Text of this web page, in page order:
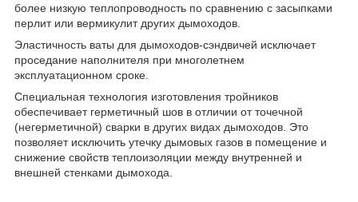
более низкую теплопроводность по сравнению с засыпками
перлит или вермикулит других дымоходов.
Эластичность ваты для дымоходов-сэндвичей исключает
проседание наполнителя при многолетнем
эксплуатационном сроке.
Специальная технология изготовления тройников
обеспечивает герметичный шов в отличии от точечной
(негерметичной) сварки в других видах дымоходов. Это
позволяет исключить утечку дымовых газов в помещение и
снижение свойств теплоизоляции между внутренней и
внешней стенками дымохода.